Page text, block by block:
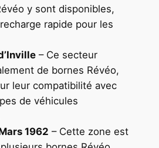
y sont disponibles,
rapide pour les
– Ce secteur
de bornes Révéo,
leur compatibilité avec
de véhicules
1962 – Cette zone est